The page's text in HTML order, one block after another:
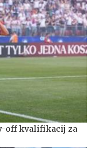
off kvalifikacij za